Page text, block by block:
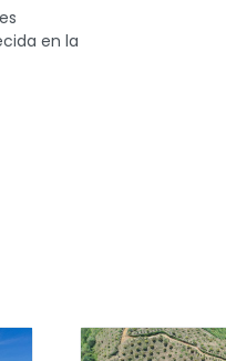
en la